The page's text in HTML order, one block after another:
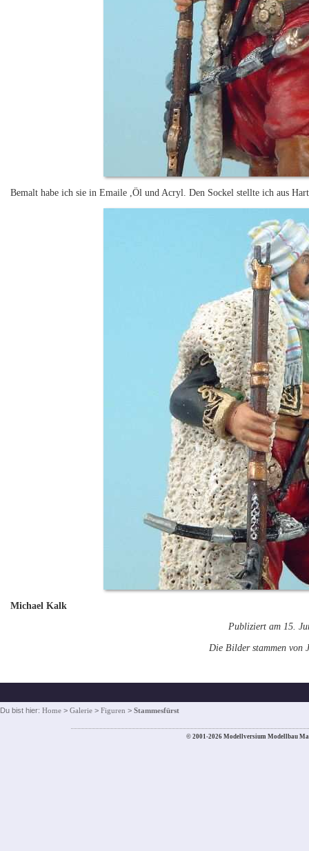
Bemalt habe ich sie in Emaile ,Öl und Acryl. Den Sockel stellte ich aus
Michael Kalk
Publiziert am 15.
Die Bilder stammen von
Du bist hier: Home > Galerie > Figuren > Stammesfürst
© 2001-2026 Modellversium Modellbau